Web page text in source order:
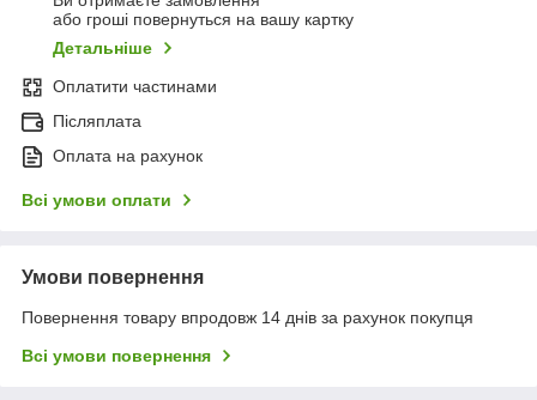
або гроші повернуться на вашу картку
Детальніше
Оплатити частинами
Післяплата
Оплата на рахунок
Всі умови оплати
Умови повернення
Повернення товару впродовж 14 днів за рахунок покупця
Всі умови повернення